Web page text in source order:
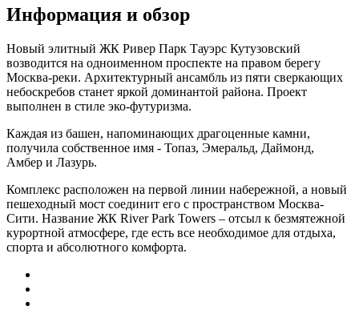
Информация и обзор
Новый элитный ЖК Ривер Парк Тауэрс Кутузовский
возводится на одноименном проспекте на правом берегу
Москва-реки. Архитектурный ансамбль из пяти сверкающих
небоскребов станет яркой доминантой района. Проект
выполнен в стиле эко-футуризма.
Каждая из башен, напоминающих драгоценные камни,
получила собственное имя - Топаз, Эмеральд, Даймонд,
Амбер и Лазурь.
Комплекс расположен на первой линии набережной, а новый
пешеходный мост соединит его с пространством Москва-
Сити. Название ЖК River Park Towers – отсыл к безмятежной
курортной атмосфере, где есть все необходимое для отдыха,
спорта и абсолютного комфорта.